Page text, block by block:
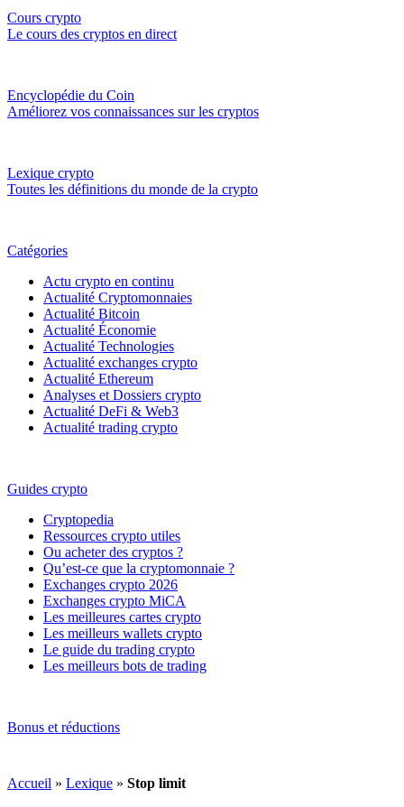
Cours crypto
Le cours des cryptos en direct
Encyclopédie du Coin
Améliorez vos connaissances sur les cryptos
Lexique crypto
Toutes les définitions du monde de la crypto
Catégories
Actu crypto en continu
Actualité Cryptomonnaies
Actualité Bitcoin
Actualité Économie
Actualité Technologies
Actualité exchanges crypto
Actualité Ethereum
Analyses et Dossiers crypto
Actualité DeFi & Web3
Actualité trading crypto
Guides crypto
Cryptopedia
Ressources crypto utiles
Ou acheter des cryptos ?
Qu’est-ce que la cryptomonnaie ?
Exchanges crypto 2026
Exchanges crypto MiCA
Les meilleures cartes crypto
Les meilleurs wallets crypto
Le guide du trading crypto
Les meilleurs bots de trading
Bonus et réductions
Accueil » Lexique » Stop limit